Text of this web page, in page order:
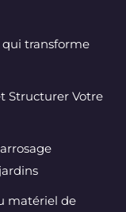
qui transforme
Structurer Votre
matériel de